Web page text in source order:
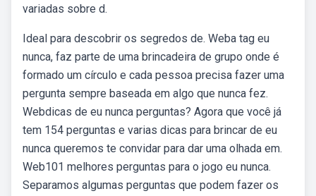
variadas sobre d.
Ideal para descobrir os segredos de. Weba tag eu
nunca, faz parte de uma brincadeira de grupo onde é
formado um círculo e cada pessoa precisa fazer uma
pergunta sempre baseada em algo que nunca fez.
Webdicas de eu nunca perguntas? Agora que você já
tem 154 perguntas e varias dicas para brincar de eu
nunca queremos te convidar para dar uma olhada em.
Web101 melhores perguntas para o jogo eu nunca.
Separamos algumas perguntas que podem fazer os